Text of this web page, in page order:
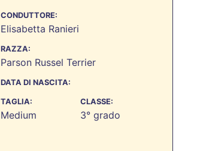
CONDUTTORE:
Elisabetta Ranieri
RAZZA:
Parson Russel Terrier
DATA DI NASCITA:
TAGLIA:
Medium
CLASSE:
3° grado